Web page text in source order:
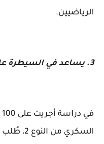
الرياضيين.
3. يساعد في السيطرة على نسبة السكر في الدم